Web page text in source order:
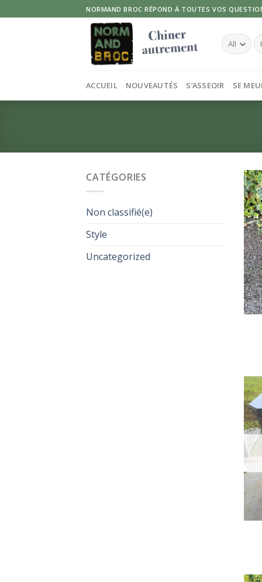
to
NORMAND BROC RÉPOND À TOUTES VOS
ACCUEIL NOUVEAUTÉS S’ASSEOIR SE
CATÉGORIES
Non classifié(e)
Style
Uncategorized